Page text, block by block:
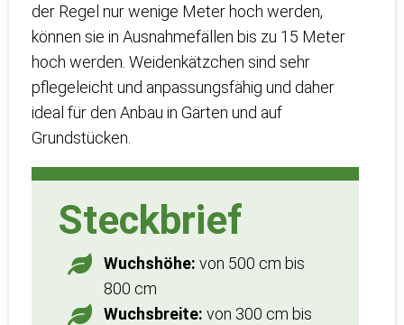
der Regel nur wenige Meter hoch werden,
können sie in Ausnahmefällen bis zu 15 Meter
hoch werden. Weidenkätzchen sind sehr
pflegeleicht und anpassungsfähig und daher
ideal für den Anbau in Gärten und auf
Grundstücken.
Steckbrief
Wuchshöhe: von 500 cm bis
800 cm
Wuchsbreite: von 300 cm bis